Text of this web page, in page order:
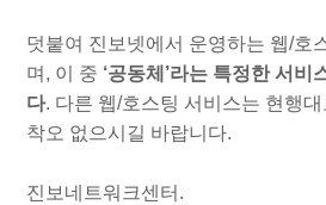
덧붙여 진보넷에서 운영하는 웹/호
며, 이 중 ‘공동체’라는 특정한 서비
다. 다른 웹/호스팅 서비스는 현행
착오 없으시길 바랍니다.
진보네트워크센터.